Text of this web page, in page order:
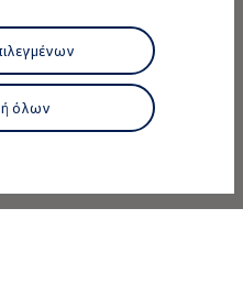
όλων
Κληρονομιάς